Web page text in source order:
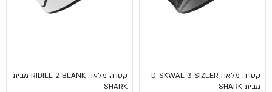
קסדה מלאה D-SKWAL 3 SIZLER
מבית SHARK
קסדה מלאה RIDILL 2 BLANK מבית
SHARK